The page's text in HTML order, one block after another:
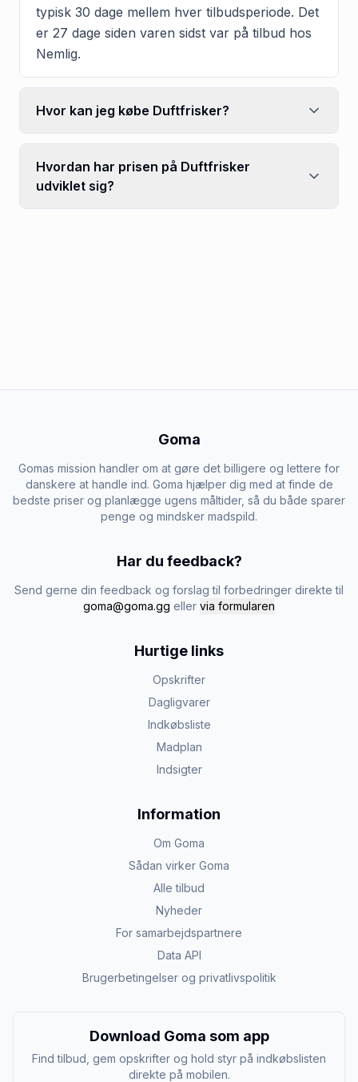
typisk 30 dage mellem hver tilbudsperiode. Det
er 27 dage siden varen sidst var på tilbud hos
Nemlig.
Hvor kan jeg købe Duftfrisker?
Hvordan har prisen på Duftfrisker
udviklet sig?
Goma
Gomas mission handler om at gøre det billigere og lettere for
danskere at handle ind. Goma hjælper dig med at finde de
bedste priser og planlægge ugens måltider, så du både sparer
penge og mindsker madspild.
Har du feedback?
Send gerne din feedback og forslag til forbedringer direkte til
goma@goma.gg eller via formularen
Hurtige links
Opskrifter
Dagligvarer
Indkøbsliste
Madplan
Indsigter
Information
Om Goma
Sådan virker Goma
Alle tilbud
Nyheder
For samarbejdspartnere
Data API
Brugerbetingelser og privatlivspolitik
Download Goma som app
Find tilbud, gem opskrifter og hold styr på indkøbslisten
direkte på mobilen.